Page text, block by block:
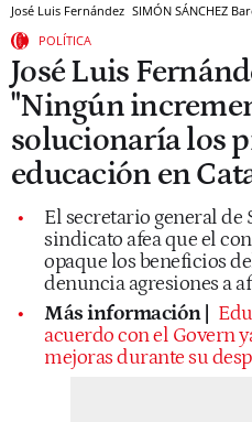
José Luis Fernández SIMÓN SÁNCHEZ
POLÍTICA
José Luis
"Ningún
solucionaría los
educación en
El secretario general de
sindicato afea que el
opaque los beneficios
denuncia agresiones a
Más información |
acuerdo con el Govern
mejoras durante su